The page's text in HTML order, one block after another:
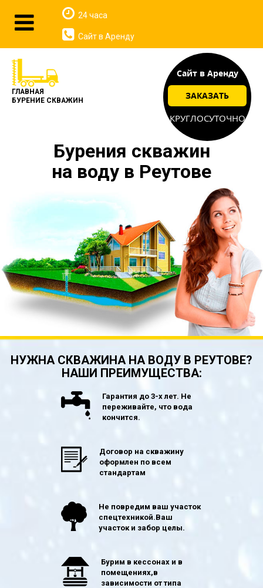
ГЛАВНАЯ
БУРЕНИЕ СКВАЖИН
Бурения скважин
на воду в Реутове
Сайт в Аренду
ЗАКАЗАТЬ
КРУГЛОСУТОЧНО
24 часа
Сайт в Аренду
НУЖНА СКВАЖИНА НА ВОДУ В РЕУТОВЕ?
НАШИ ПРЕИМУЩЕСТВА:
Гарантия до 3-х лет. Не
переживайте, что вода
кончится.
Договор на скважину
оформлен по всем
стандартам
Не повредим ваш участок
спецтехникой.Ваш
участок и забор целы.
Бурим в кессонах и в
помещениях,в
зависимости от типа